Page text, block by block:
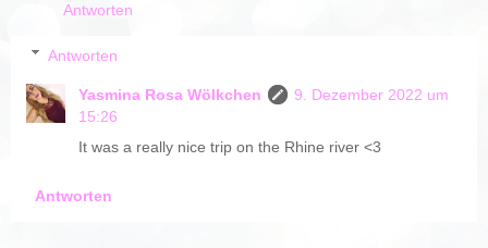
Antworten
Antworten
Yasmina Rosa Wölkchen
9. Dezember 2022 um
15:26
It was a really nice trip on the Rhine river <3
Antworten